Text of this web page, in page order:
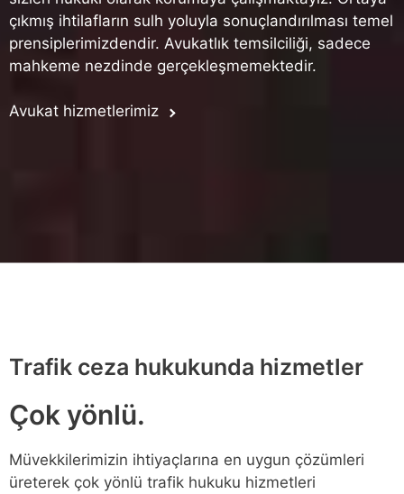
çıkmış ihtilafların sulh yoluyla sonuçlandırılması temel
prensiplerimizdendir. Avukatlık temsilciliği, sadece
mahkeme nezdinde gerçekleşmemektedir.
Avukat hizmetlerimiz
Trafik ceza hukukunda hizmetler
Çok yönlü.
Müvekkilerimizin ihtiyaçlarına en uygun çözümleri
üreterek çok yönlü trafik hukuku hizmetleri